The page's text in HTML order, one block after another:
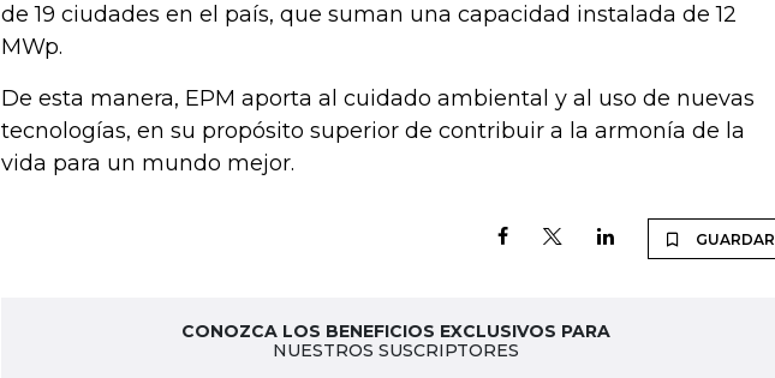
de 19 ciudades en el país, que suman una capacidad instalada de 12
MWp.
De esta manera, EPM aporta al cuidado ambiental y al uso de nuevas
tecnologías, en su propósito superior de contribuir a la armonía de la
vida para un mundo mejor.
GUARDAR
CONOZCA LOS BENEFICIOS EXCLUSIVOS PARA
NUESTROS SUSCRIPTORES